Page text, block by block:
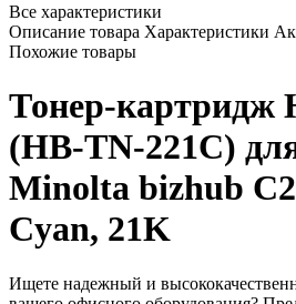
Все характеристики
Описание товара Характеристики
Похожие товары
Тонер-картридж
(HB-TN-221C)
Minolta bizhub
Cyan, 21K
Ищете надежный и